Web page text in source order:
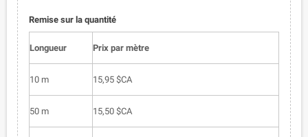
Remise sur la quantité
Longueur Prix par mètre
10 m 15,95 $CA
50 m 15,50 $CA